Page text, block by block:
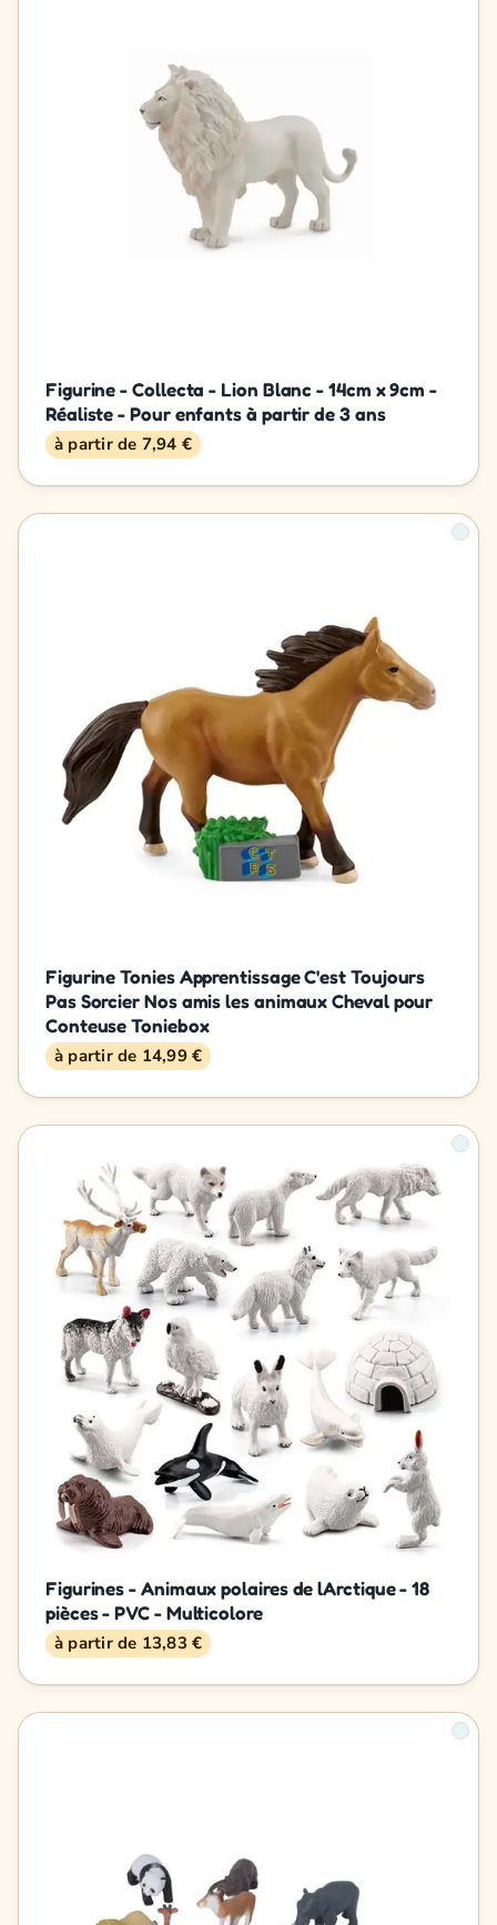
Figurine - Collecta - Lion Blanc - 14cm x 9cm -
Réaliste - Pour enfants à partir de 3 ans
à partir de 7,94 €
Figurine Tonies Apprentissage C'est Toujours
Pas Sorcier Nos amis les animaux Cheval pour
Conteuse Toniebox
à partir de 14,99 €
Figurines - Animaux polaires de lArctique - 18
pièces - PVC - Multicolore
à partir de 13,83 €